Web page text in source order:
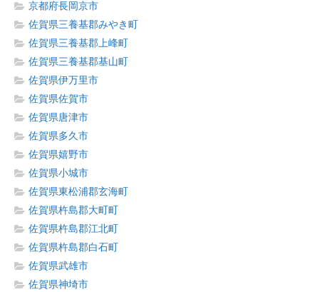
京都府長岡京市
佐賀県三養基郡みやき町
佐賀県三養基郡上峰町
佐賀県三養基郡基山町
佐賀県伊万里市
佐賀県佐賀市
佐賀県唐津市
佐賀県多久市
佐賀県嬉野市
佐賀県小城市
佐賀県東松浦郡玄海町
佐賀県杵島郡大町町
佐賀県杵島郡江北町
佐賀県杵島郡白石町
佐賀県武雄市
佐賀県神埼市